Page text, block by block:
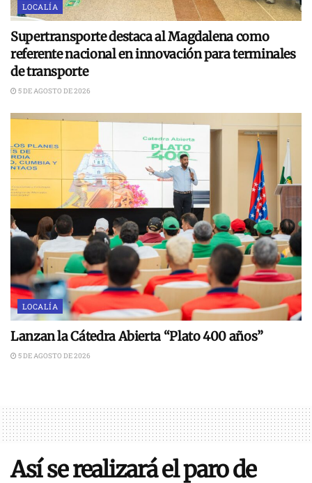
LOCALÍA
Supertransporte destaca al Magdalena como
referente nacional en innovación para terminales
de transporte
5 DE AGOSTO DE 2026
LOCALÍA
Lanzan la Cátedra Abierta “Plato 400 años”
5 DE AGOSTO DE 2026
Así se realizará el paro de